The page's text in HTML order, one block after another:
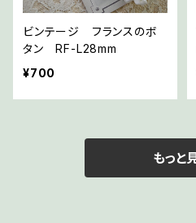
ビンテージ フランスのボ
タン RF-L28mm
¥700
もっと